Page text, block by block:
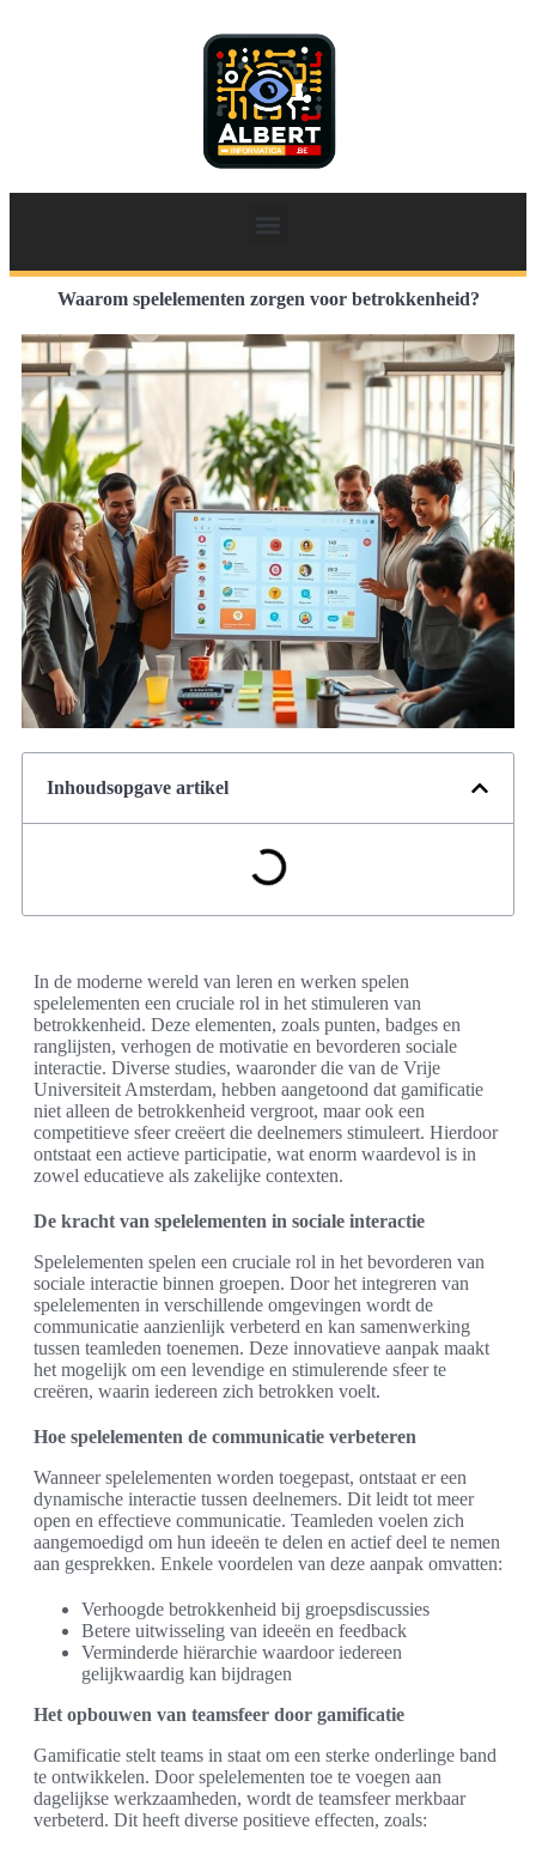
Waarom spelelementen zorgen voor betrokkenheid?
Inhoudsopgave artikel
In de moderne wereld van leren en werken spelen
spelelementen een cruciale rol in het stimuleren van
betrokkenheid. Deze elementen, zoals punten, badges en
ranglijsten, verhogen de motivatie en bevorderen sociale
interactie. Diverse studies, waaronder die van de Vrije
Universiteit Amsterdam, hebben aangetoond dat gamificatie
niet alleen de betrokkenheid vergroot, maar ook een
competitieve sfeer creëert die deelnemers stimuleert. Hierdoor
ontstaat een actieve participatie, wat enorm waardevol is in
zowel educatieve als zakelijke contexten.
De kracht van spelelementen in sociale interactie
Spelelementen spelen een cruciale rol in het bevorderen van
sociale interactie binnen groepen. Door het integreren van
spelelementen in verschillende omgevingen wordt de
communicatie aanzienlijk verbeterd en kan samenwerking
tussen teamleden toenemen. Deze innovatieve aanpak maakt
het mogelijk om een levendige en stimulerende sfeer te
creëren, waarin iedereen zich betrokken voelt.
Hoe spelelementen de communicatie verbeteren
Wanneer spelelementen worden toegepast, ontstaat er een
dynamische interactie tussen deelnemers. Dit leidt tot meer
open en effectieve communicatie. Teamleden voelen zich
aangemoedigd om hun ideeën te delen en actief deel te nemen
aan gesprekken. Enkele voordelen van deze aanpak omvatten:
Verhoogde betrokkenheid bij groepsdiscussies
Betere uitwisseling van ideeën en feedback
Verminderde hiërarchie waardoor iedereen
gelijkwaardig kan bijdragen
Het opbouwen van teamsfeer door gamificatie
Gamificatie stelt teams in staat om een sterke onderlinge band
te ontwikkelen. Door spelelementen toe te voegen aan
dagelijkse werkzaamheden, wordt de teamsfeer merkbaar
verbeterd. Dit heeft diverse positieve effecten, zoals: